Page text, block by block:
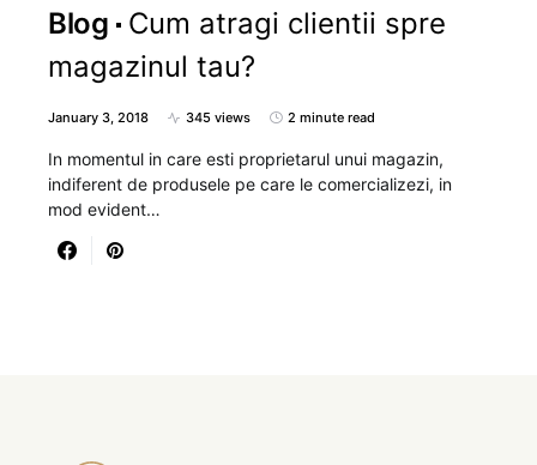
Blog
Cum atragi clientii spre
magazinul tau?
January 3, 2018 345 views 2 minute read
In momentul in care esti proprietarul unui magazin,
indiferent de produsele pe care le comercializezi, in
mod evident…